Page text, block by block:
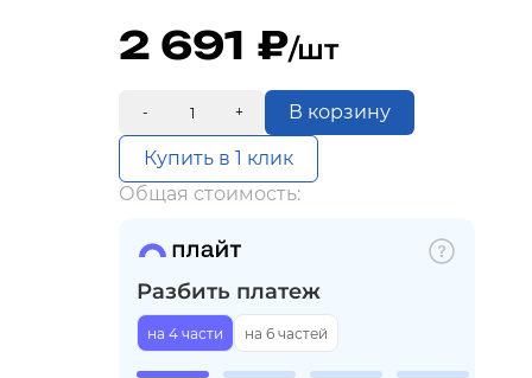
2 691 /шт
- + В корзину
Купить в 1 клик
Общая стоимость:
Разбить платеж
на 4 части на 6 частей